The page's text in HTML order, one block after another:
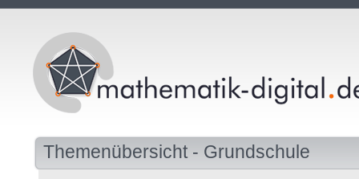
Themenübersicht - Grundschule